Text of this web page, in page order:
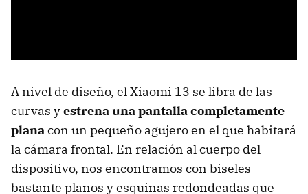
A nivel de diseño, el Xiaomi 13 se libra de las
curvas yestrena una pantalla completamente
plana con un pequeño agujero en el que habitará
la cámara frontal. En relación al cuerpo del
dispositivo, nos encontramos con biseles
bastante planos y esquinas redondeadas que